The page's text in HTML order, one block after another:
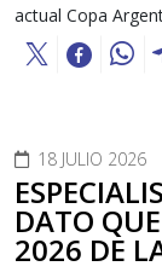
actual Copa
18 JULIO 2026
DATO
2026 DE